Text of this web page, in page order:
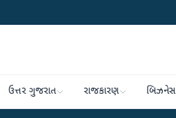
ઉત્તર ગુજરાત રાજકારણ બિઝનેસ